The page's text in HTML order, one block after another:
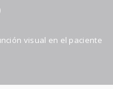
visual en el paciente